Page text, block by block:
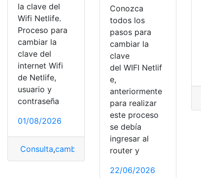
la clave del
Wifi Netlife.
Proceso para
cambiar la
clave del
internet Wifi
de Netlife,
usuario y
contraseña
01/08/2026
Consulta,cambiar cambiar clave
Conozca
todos los
pasos para
cambiar la
clave
del WIFI Netlif
e,
anteriormente
para realizar
este proceso
se debía
ingresar al
router y
22/06/2026